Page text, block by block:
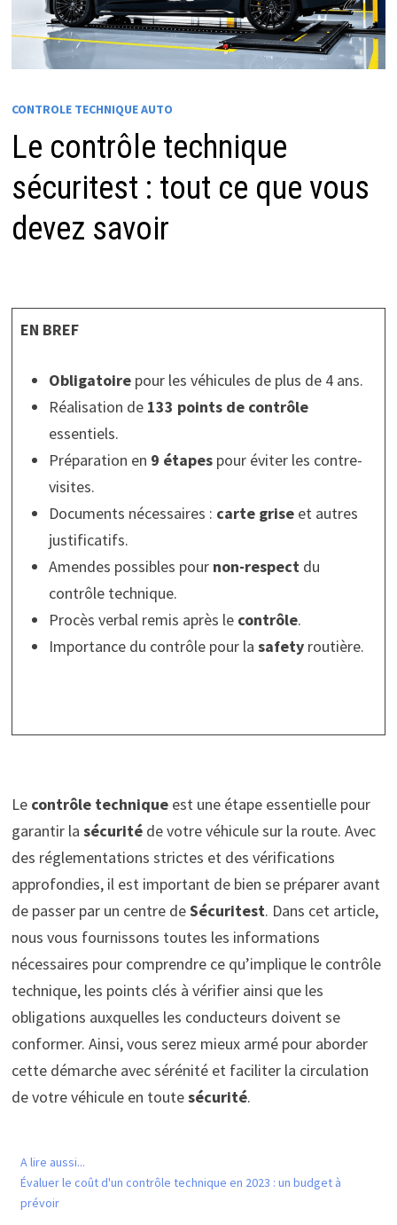
CONTROLE TECHNIQUE AUTO
Le contrôle technique
sécuritest : tout ce que vous
devez savoir
EN BREF
Obligatoirepour les véhicules de plus de 4 ans.
Réalisation de 133 points de contrôle
essentiels.
Préparation en 9 étapespour éviter les contre-
visites.
Documents nécessaires : carte griseet autres
justificatifs.
Amendes possibles pour non-respect du
contrôle technique.
Procès verbal remis après le contrôle.
Importance du contrôle pour la safetyroutière.
Le contrôle techniqueest une étape essentielle pour
garantir la sécuritéde votre véhicule sur la route. Avec
des réglementations strictes et des vérifications
approfondies, il est important de bien se préparer avant
de passer par un centre deSécuritest. Dans cet article,
nous vous fournissons toutes les informations
nécessaires pour comprendre ce qu’implique le contrôle
technique, les points clés à vérifier ainsi que les
obligations auxquelles les conducteurs doivent se
conformer. Ainsi, vous serez mieux armé pour aborder
cette démarche avec sérénité et faciliter la circulation
de votre véhicule en toutesécurité.
A lire aussi...
Évaluer le coût d'un contrôle technique en 2023 : un budget à
prévoir